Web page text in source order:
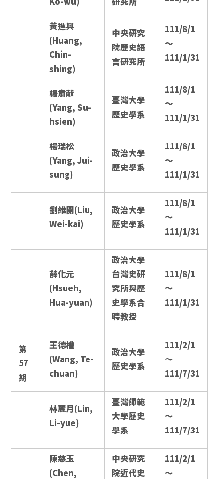
黃進興
(Huang,
Chin-
shing)
中央研究
院歷史語
言研究所
111/8/1
～
111/1/31
楊肅献
(Yang, Su-
hsien)
臺灣大學
歷史學系
111/8/1
～
111/1/31
楊瑞松
(Yang, Jui-
sung)
政治大學
歷史學系
111/8/1
～
111/1/31
劉維開(Liu,
Wei-kai)
政治大學
歷史學系
111/8/1
～
111/1/31
薛化元
(Hsueh,
Hua-yuan)
政治大學
台灣史研
究所與歷
史學系合
聘教授
111/8/1
～
111/1/31
第
57
期
王德權
(Wang, Te-
chuan)
政治大學
歷史學系
111/2/1
～
111/7/31
林麗月(Lin,
Li-yue)
臺灣師範
大學歷史
學系
111/2/1
～
111/7/31
陳慈玉
(Chen,
中央研究
院近代史
111/2/1
～